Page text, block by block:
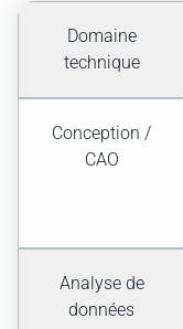
Domaine
technique
Conception /
CAO
Analyse de
données